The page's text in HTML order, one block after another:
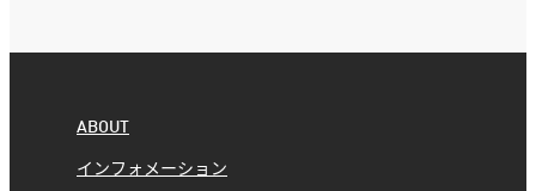
ABOUT
インフォメーション